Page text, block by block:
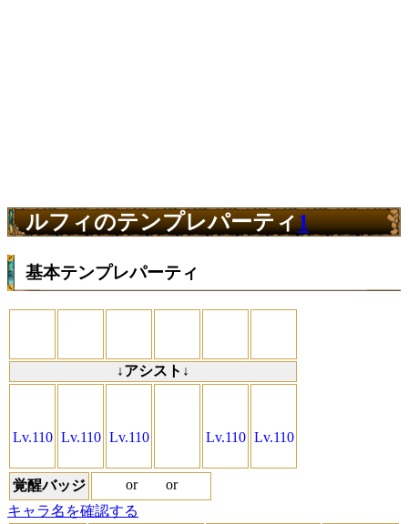
ルフィのテンプレパーティ1
基本テンプレパーティ
↓アシスト↓
Lv.110 Lv.110 Lv.110 Lv.110 Lv.110
覚醒バッジ or
or
キャラ名を確認する